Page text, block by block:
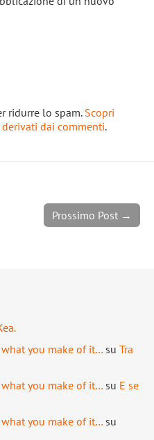
ridurre lo spam. Scopri
dai commenti.
Prossimo Post →
you make of it… su Tra
you make of it… su E se
you make of it… su